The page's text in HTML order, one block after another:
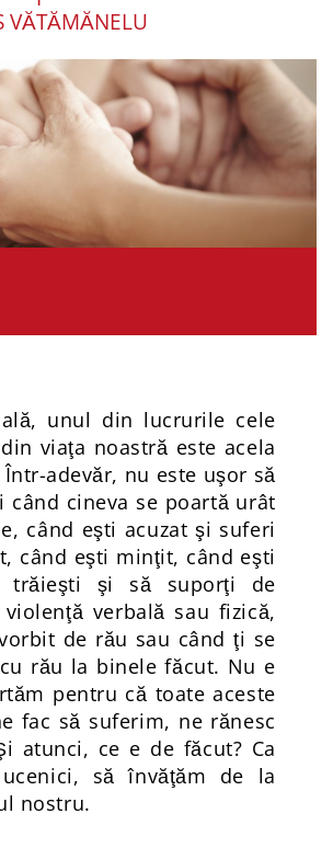
VĂTĂMĂNELU
unul din lucrurile cele
viaţa noastră este acela
adevăr, nu este uşor să
când cineva se poartă urât
când eşti acuzat şi suferi
când eşti minţit, când eşti
trăieşti şi să suporţi de
verbală sau fizică,
de rău sau când ţi se
rău la binele făcut. Nu e
pentru că toate aceste
fac să suferim, ne rănesc
atunci, ce e de făcut? Ca
să învăţăm de la
nostru.